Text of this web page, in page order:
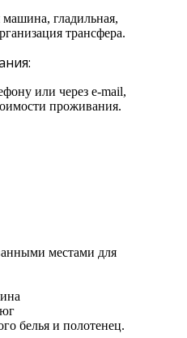
машина, гладильная,
трансфера.
или через e-mail,
проживания.
местами для
белья и полотенец.